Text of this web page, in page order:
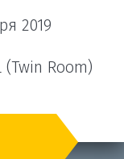
2019
(Twin Room)